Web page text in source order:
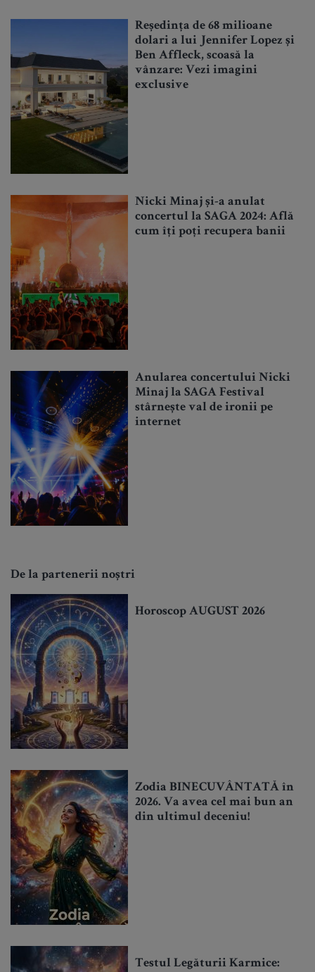
Reședința de 68 milioane
dolari a lui Jennifer Lopez și
Ben Affleck, scoasă la
vânzare: Vezi imagini
exclusive
Nicki Minaj și-a anulat
concertul la SAGA 2024: Află
cum îți poți recupera banii
Anularea concertului Nicki
Minaj la SAGA Festival
stârnește val de ironii pe
internet
De la partenerii noștri
Horoscop AUGUST 2026
Zodia BINECUVÂNTATĂ în
2026. Va avea cel mai bun an
din ultimul deceniu!
Testul Legăturii Karmice: